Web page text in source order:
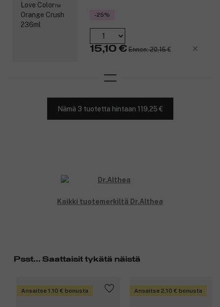
-25%
15,10 € Ennen: 20,15 €
Nämä 3 tuotetta hintaan 119,25 €
Kaikki tuotemerkiltä Dr.Althea
Psst... Saattaisit tykätä näistä
Ansaitse 1,10 € bonusta Ansaitse 2,10 € bonusta